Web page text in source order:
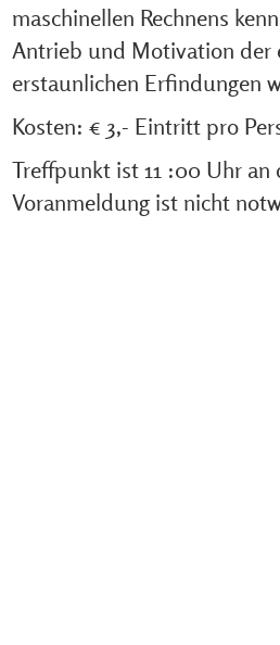
maschinellen Rechnens
Antrieb und Motivation der
erstaunlichen Erfindungen
Kosten: € 3,- Eintritt pro
Treffpunkt ist 11 :00 Uhr an
Voranmeldung ist nicht